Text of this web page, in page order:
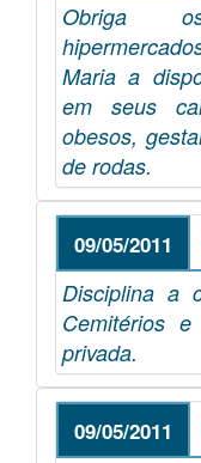
Obriga
Maria a
em seus
obesos,
de rodas.
09/05/2011
Disciplina a
Cemitérios
privada.
09/05/2011